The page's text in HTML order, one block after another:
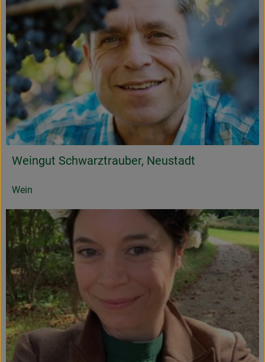
Weingut Schwarztrauber, Neustadt
Wein